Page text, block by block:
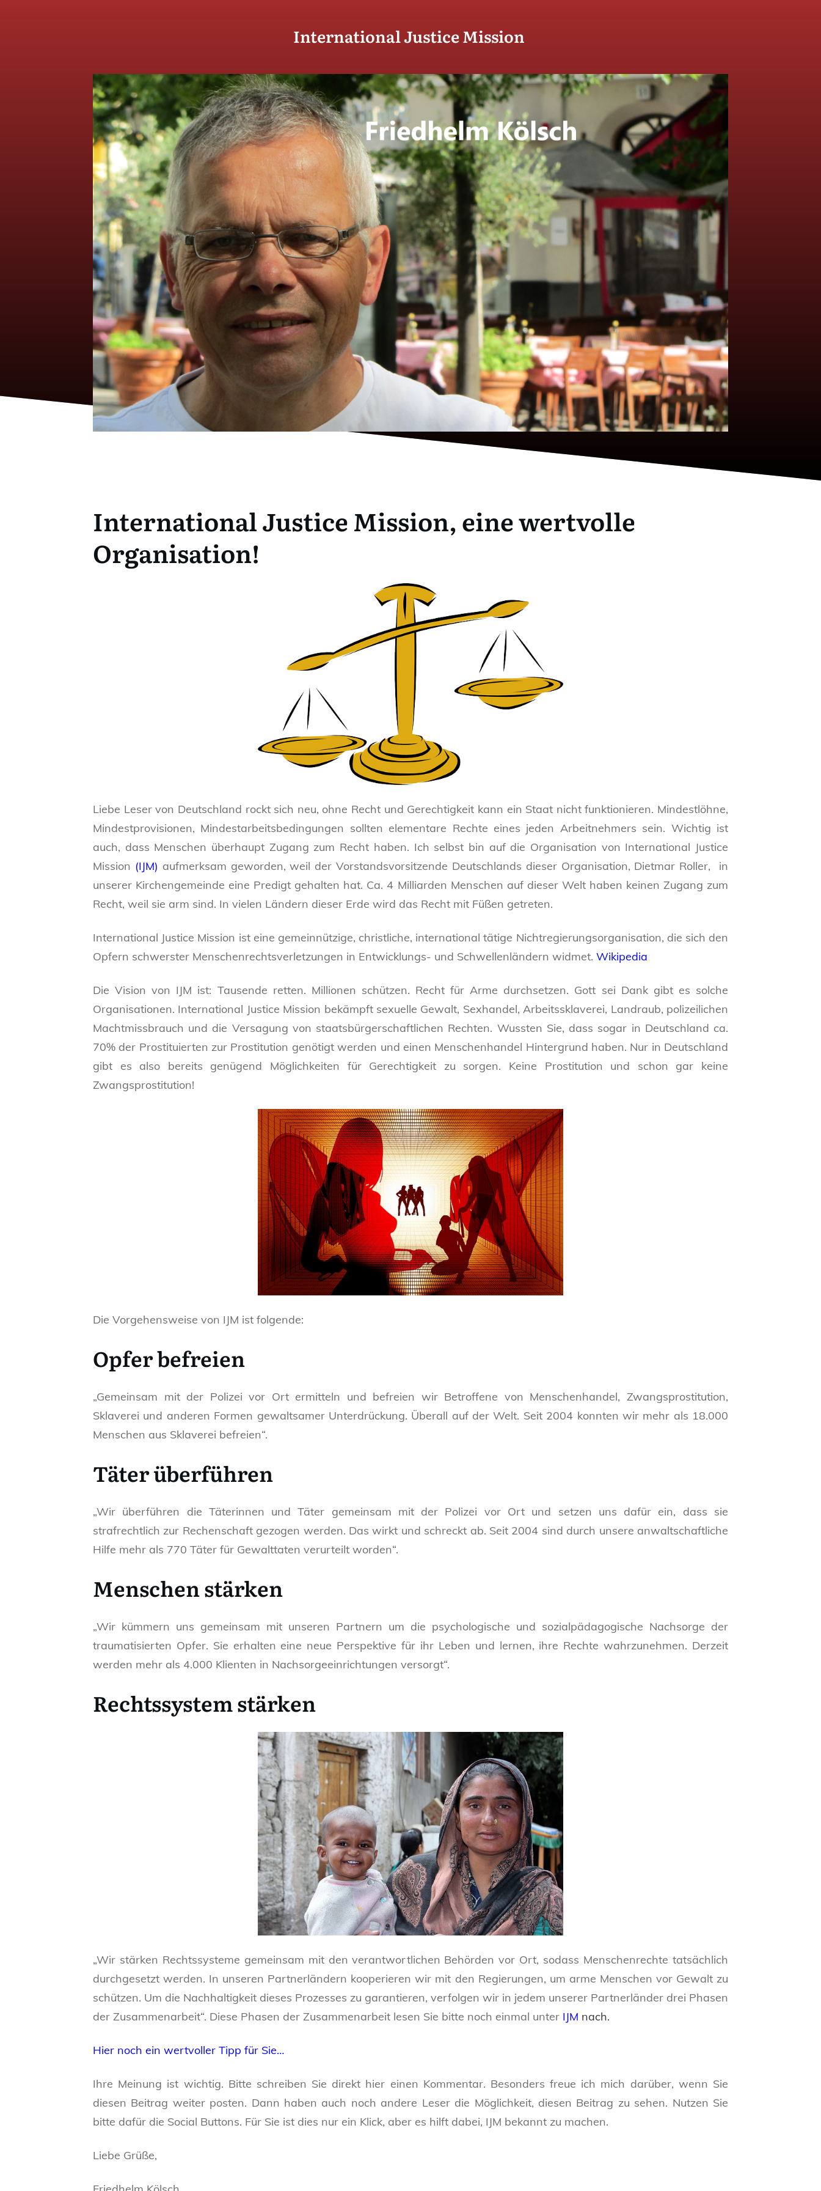
International Justice Mission
International Justice Mission, eine wertvolle
Organisation!
Liebe Leser von Deutschland rockt sich neu, ohne Recht und Gerechtigkeit kann ein Staat nicht funktionieren. Mindestlöhne,
Mindestprovisionen, Mindestarbeitsbedingungen sollten elementare Rechte eines jeden Arbeitnehmers sein. Wichtig ist
auch, dass Menschen überhaupt Zugang zum Recht haben. Ich selbst bin auf die Organisation von International Justice
Mission (IJM) aufmerksam geworden, weil der Vorstandsvorsitzende Deutschlands dieser Organisation, Dietmar Roller, in
unserer Kirchengemeinde eine Predigt gehalten hat. Ca. 4 Milliarden Menschen auf dieser Welt haben keinen Zugang zum
Recht, weil sie arm sind. In vielen Ländern dieser Erde wird das Recht mit Füßen getreten.
International Justice Mission ist eine gemeinnützige, christliche, international tätige Nichtregierungsorganisation, die sich den
Opfern schwerster Menschenrechtsverletzungen in Entwicklungs- und Schwellenländern widmet. Wikipedia
Die Vision von IJM ist: Tausende retten. Millionen schützen. Recht für Arme durchsetzen. Gott sei Dank gibt es solche
Organisationen. International Justice Mission bekämpft sexuelle Gewalt, Sexhandel, Arbeitssklaverei, Landraub, polizeilichen
Machtmissbrauch und die Versagung von staatsbürgerschaftlichen Rechten. Wussten Sie, dass sogar in Deutschland ca.
70% der Prostituierten zur Prostitution genötigt werden und einen Menschenhandel Hintergrund haben. Nur in Deutschland
gibt es also bereits genügend Möglichkeiten für Gerechtigkeit zu sorgen. Keine Prostitution und schon gar keine
Zwangsprostitution!
Die Vorgehensweise von IJM ist folgende:
Opfer befreien
„Gemeinsam mit der Polizei vor Ort ermitteln und befreien wir Betroffene von Menschenhandel, Zwangsprostitution,
Sklaverei und anderen Formen gewaltsamer Unterdrückung. Überall auf der Welt. Seit 2004 konnten wir mehr als 18.000
Menschen aus Sklaverei befreien“.
Täter überführen
„Wir überführen die Täterinnen und Täter gemeinsam mit der Polizei vor Ort und setzen uns dafür ein, dass sie
strafrechtlich zur Rechenschaft gezogen werden. Das wirkt und schreckt ab. Seit 2004 sind durch unsere anwaltschaftliche
Hilfe mehr als 770 Täter für Gewalttaten verurteilt worden“.
Menschen stärken
„Wir kümmern uns gemeinsam mit unseren Partnern um die psychologische und sozialpädagogische Nachsorge der
traumatisierten Opfer. Sie erhalten eine neue Perspektive für ihr Leben und lernen, ihre Rechte wahrzunehmen. Derzeit
werden mehr als 4.000 Klienten in Nachsorgeeinrichtungen versorgt“.
Rechtssystem stärken
„Wir stärken Rechtssysteme gemeinsam mit den verantwortlichen Behörden vor Ort, sodass Menschenrechte tatsächlich
durchgesetzt werden. In unseren Partnerländern kooperieren wir mit den Regierungen, um arme Menschen vor Gewalt zu
schützen. Um die Nachhaltigkeit dieses Prozesses zu garantieren, verfolgen wir in jedem unserer Partnerländer drei Phasen
der Zusammenarbeit“. Diese Phasen der Zusammenarbeit lesen Sie bitte noch einmal unter IJM nach.
Hier noch ein wertvoller Tipp für Sie…
Ihre Meinung ist wichtig. Bitte schreiben Sie direkt hier einen Kommentar. Besonders freue ich mich darüber, wenn Sie
diesen Beitrag weiter posten. Dann haben auch noch andere Leser die Möglichkeit, diesen Beitrag zu sehen. Nutzen Sie
bitte dafür die Social Buttons. Für Sie ist dies nur ein Klick, aber es hilft dabei, IJM bekannt zu machen.
Liebe Grüße,